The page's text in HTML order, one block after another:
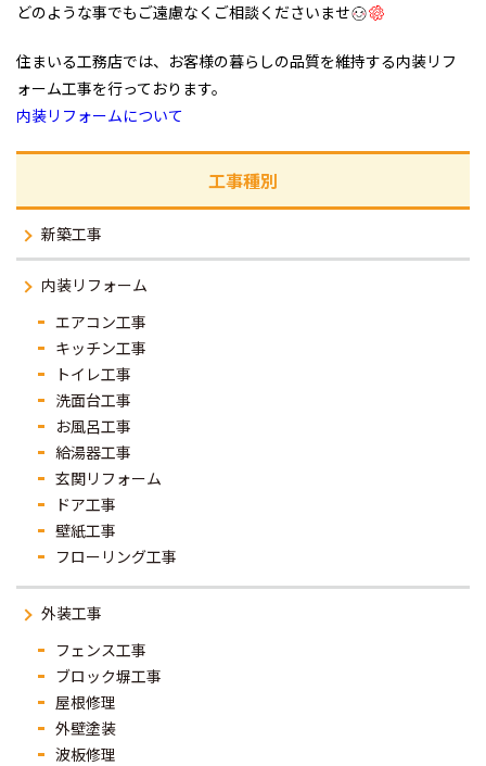
どのような事でもご遠慮なくご相談くださいませ
住まいる工務店では、お客様の暮らしの品質を維持する内装リフ
ォーム工事を行っております。
内装リフォームについて
工事種別
新築工事
内装リフォーム
エアコン工事
キッチン工事
トイレ工事
洗面台工事
お風呂工事
給湯器工事
玄関リフォーム
ドア工事
壁紙工事
フローリング工事
外装工事
フェンス工事
ブロック塀工事
屋根修理
外壁塗装
波板修理